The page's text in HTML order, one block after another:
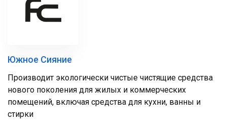
Южное Сияние
Производит экологически чистые чистящие средства
нового поколения для жилых и коммерческих
помещений, включая средства для кухни, ванны и
стирки